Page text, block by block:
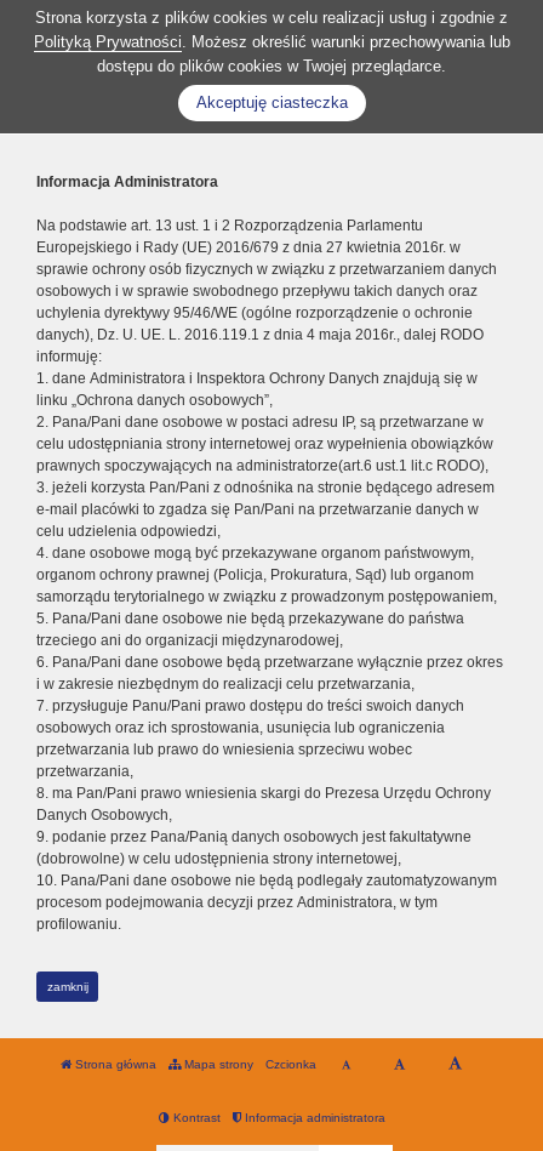
Strona korzysta z plików cookies w celu realizacji usług i zgodnie z
Polityką Prywatności. Możesz określić warunki przechowywania lub
dostępu do plików cookies w Twojej przeglądarce.
Akceptuję ciasteczka
Informacja Administratora
Na podstawie art. 13 ust. 1 i 2 Rozporządzenia Parlamentu
Europejskiego i Rady (UE) 2016/679 z dnia 27 kwietnia 2016r. w
sprawie ochrony osób fizycznych w związku z przetwarzaniem danych
osobowych i w sprawie swobodnego przepływu takich danych oraz
uchylenia dyrektywy 95/46/WE (ogólne rozporządzenie o ochronie
danych), Dz. U. UE. L. 2016.119.1 z dnia 4 maja 2016r., dalej RODO
informuję:
1. dane Administratora i Inspektora Ochrony Danych znajdują się w
linku „Ochrona danych osobowych”,
2. Pana/Pani dane osobowe w postaci adresu IP, są przetwarzane w
celu udostępniania strony internetowej oraz wypełnienia obowiązków
prawnych spoczywających na administratorze(art.6 ust.1 lit.c RODO),
3. jeżeli korzysta Pan/Pani z odnośnika na stronie będącego adresem
e-mail placówki to zgadza się Pan/Pani na przetwarzanie danych w
celu udzielenia odpowiedzi,
4. dane osobowe mogą być przekazywane organom państwowym,
organom ochrony prawnej (Policja, Prokuratura, Sąd) lub organom
samorządu terytorialnego w związku z prowadzonym postępowaniem,
5. Pana/Pani dane osobowe nie będą przekazywane do państwa
trzeciego ani do organizacji międzynarodowej,
6. Pana/Pani dane osobowe będą przetwarzane wyłącznie przez okres
i w zakresie niezbędnym do realizacji celu przetwarzania,
7. przysługuje Panu/Pani prawo dostępu do treści swoich danych
osobowych oraz ich sprostowania, usunięcia lub ograniczenia
przetwarzania lub prawo do wniesienia sprzeciwu wobec
przetwarzania,
8. ma Pan/Pani prawo wniesienia skargi do Prezesa Urzędu Ochrony
Danych Osobowych,
9. podanie przez Pana/Panią danych osobowych jest fakultatywne
(dobrowolne) w celu udostępnienia strony internetowej,
10. Pana/Pani dane osobowe nie będą podlegały zautomatyzowanym
procesom podejmowania decyzji przez Administratora, w tym
profilowaniu.
zamknij
Strona główna Mapa strony Czcionka
Kontrast Informacja administratora